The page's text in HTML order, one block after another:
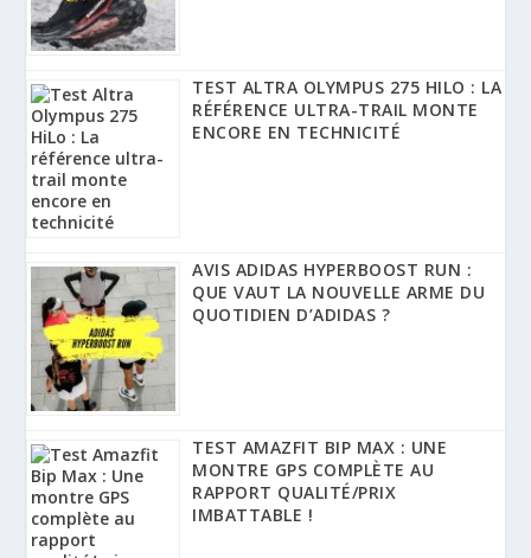
TEST ALTRA OLYMPUS 275 HILO : LA
RÉFÉRENCE ULTRA-TRAIL MONTE
ENCORE EN TECHNICITÉ
AVIS ADIDAS HYPERBOOST RUN :
QUE VAUT LA NOUVELLE ARME DU
QUOTIDIEN D’ADIDAS ?
TEST AMAZFIT BIP MAX : UNE
MONTRE GPS COMPLÈTE AU
RAPPORT QUALITÉ/PRIX
IMBATTABLE !